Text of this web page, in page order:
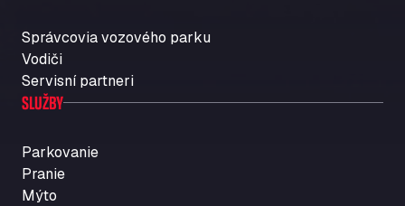
Správcovia vozového parku
Vodiči
Servisní partneri
SLUŽBY
Parkovanie
Pranie
Mýto